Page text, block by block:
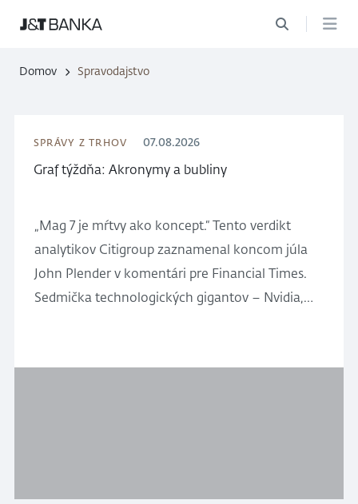
Domov Spravodajstvo
SPRÁVY Z TRHOV 07.08.2026
Graf týždňa: Akronymy a bubliny
„Mag 7 je mŕtvy ako koncept.“ Tento verdikt
analytikov Citigroup zaznamenal koncom júla
John Plender v komentári pre Financial Times.
Sedmička technologických gigantov – Nvidia,
tretinu kapitalizácie S&P 500, prišla v júni o viac